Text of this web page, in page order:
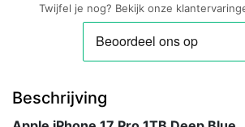
Twijfel je nog? Bekijk onze
Beschrijving